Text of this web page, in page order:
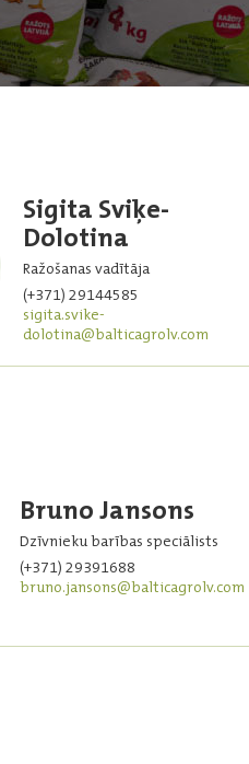
Sigita Sviķe-
Dolotina
Ražošanas vadītāja
(+371) 29144585
sigita.svike-
dolotina@balticagrolv.com
Bruno Jansons
Dzīvnieku barības speciālists
(+371) 29391688
bruno.jansons@balticagrolv.com